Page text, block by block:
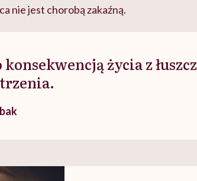
nie jest chorobą zakaźną.
życia z